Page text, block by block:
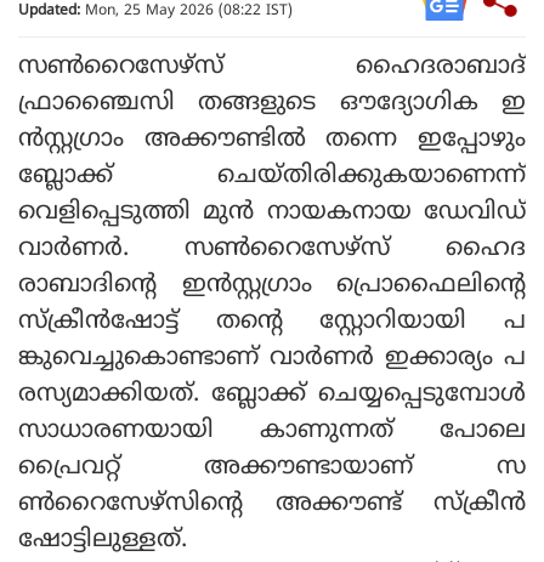
Updated: Mon, 25 May 2026 (08:22 IST)
സണ്‍റൈസേഴ്‌സ് ഹൈദരാബാദ്
ഫ്രാഞ്ചൈസി തങ്ങളുടെ ഔദ്യോഗിക ഇ
ന്‍സ്റ്റഗ്രാം അക്കൗണ്ടില്‍ തന്നെ ഇപ്പോഴും
ബ്ലോക്ക് ചെയ്തിരിക്കുകയാണെന്ന്
വെളിപ്പെടുത്തി മുന്‍ നായകനായ ഡേവിഡ്
വാര്‍ണര്‍. സണ്‍റൈസേഴ്‌സ് ഹൈദ
രാബാദിന്റെ ഇന്‍സ്റ്റഗ്രാം പ്രൊഫൈലിന്റെ
സ്‌ക്രീന്‍ഷോട്ട് തന്റെ സ്റ്റോറിയായി പ
ങ്കുവെച്ചുകൊണ്ടാണ് വാര്‍ണര്‍ ഇക്കാര്യം പ
രസ്യമാക്കിയത്. ബ്ലോക്ക് ചെയ്യപ്പെടുമ്പോള്‍
സാധാരണയായി കാണുന്നത് പോലെ
പ്രൈവറ്റ് അക്കൗണ്ടായാണ് സ
ണ്‍റൈസേഴ്‌സിന്റെ അക്കൗണ്ട് സ്‌ക്രീന്‍
ഷോട്ടിലുള്ളത്.